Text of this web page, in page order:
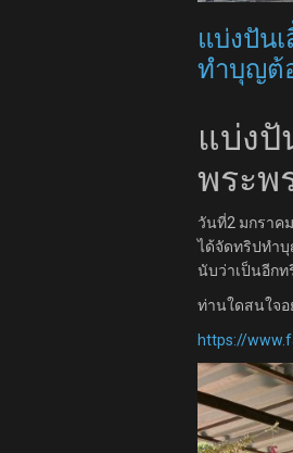
แบ่งปัน
ทำบุญต้
แบ่งปั
พระพ
วันที่2 มกราค
ได้จัดทริปทำบุ
นับว่าเป็นอีกท
ท่านใดสนใจอ
https://